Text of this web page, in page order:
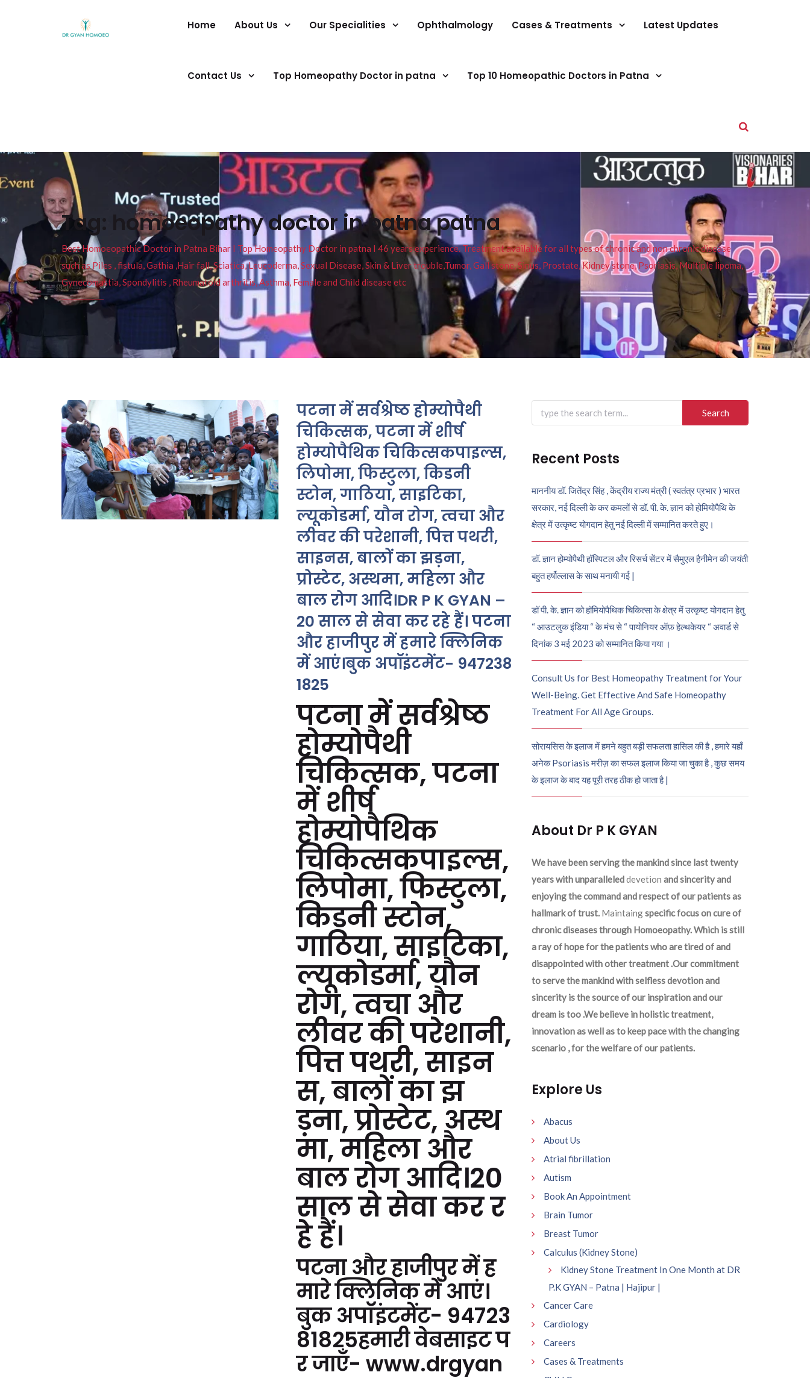
Home About Us Our Specialities Ophthalmology Cases & Treatments Latest Updates
Contact Us Top Homeopathy Doctor in patna Top 10 Homeopathic Doctors in Patna
Tag: homoeopathy doctor in patna patna
Best Homoeopathic Doctor in Patna Bihar I Top Homeopathy Doctor in patna I 46 years experience. Treatment available for all types of chronic and non chronic disease
such as Piles , fistula, Gathia ,Hair fall, Sciatica, Leucoderma, Sexual Disease, Skin & Liver trouble,Tumor, Gall stone, Sinus, Prostate, Kidney stone, Psoriasis, Multiple lipoma,
Gynecomastia, Spondylitis , Rheumatoid arthritis, Asthma, Female and Child disease etc
पटना में सर्वश्रेष्ठ होम्योपैथी
चिकित्सक, पटना में शीर्ष
होम्योपैथिक चिकित्सकपाइल्स,
लिपोमा, फिस्टुला, किडनी
स्टोन, गाठिया, साइटिका,
ल्यूकोडर्मा, यौन रोग, त्वचा और
लीवर की परेशानी, पित्त पथरी,
साइनस, बालों का झड़ना,
प्रोस्टेट, अस्थमा, महिला और
बाल रोग आदि।DR P K GYAN –
20 साल से सेवा कर रहे हैं। पटना
और हाजीपुर में हमारे क्लिनिक
में आएं।बुक अपॉइंटमेंट- 947238
1825
पटना में सर्वश्रेष्ठ
होम्योपैथी
चिकित्सक, पटना
में शीर्ष
होम्योपैथिक
चिकित्सकपाइल्स,
लिपोमा, फिस्टुला,
किडनी स्टोन,
गाठिया, साइटिका,
ल्यूकोडर्मा, यौन
रोग, त्वचा और
लीवर की परेशानी,
पित्त पथरी, साइन
स, बालों का झ
ड़ना, प्रोस्टेट, अस्थ
मा, महिला और
बाल रोग आदि।20
साल से सेवा कर र
हे हैं।
पटना और हाजीपुर में ह
मारे क्लिनिक में आएं।
बुक अपॉइंटमेंट- 94723
81825हमारी वेबसाइट प
र जाएँ- www.drgyan
Search
for:
Recent Posts
माननीय डॉ. जितेंद्र सिंह , केंद्रीय राज्य मंत्री ( स्वतंत्र प्रभार ) भारत
सरकार, नई दिल्ली के कर कमलों से डॉ. पी. के. ज्ञान को होमियोपैथि के
क्षेत्र में उत्कृष्ट योगदान हेतु नई दिल्ली में सम्मानित करते हुए।
डॉ. ज्ञान होम्योपैथी हॉस्पिटल और रिसर्च सेंटर में सैमुएल हैनीमेन की जयंती
बहुत हर्षोल्लास के साथ मनायी गई |
डॉ पी. के. ज्ञान को हॉमियोपैथिक चिकित्सा के क्षेत्र में उत्कृष्ट योगदान हेतु
“ आउटलुक इंडिया “ के मंच से “ पायोनियर ऑफ़ हेल्थकेयर “ अवार्ड से
दिनांक 3 मई 2023 को सम्मानित किया गया ।
Consult Us for Best Homeopathy Treatment for Your
Well-Being. Get Effective And Safe Homeopathy
Treatment For All Age Groups.
सोरायसिस के इलाज में हमने बहुत बड़ी सफलता हासिल की है , हमारे यहाँ
अनेक Psoriasis मरीज़ का सफल इलाज किया जा चुका है , कुछ समय
के इलाज के बाद यह पूरी तरह ठीक हो जाता है |
About Dr P K GYAN
We have been serving the mankind since last twenty
years with unparalleleddevetion and sincerity and
enjoying the command and respect of our patients as
hallmark of trust. Maintaingspecific focus on cure of
chronic diseases through Homoeopathy. Which is still
a ray of hope for the patients who are tired of and
disappointed with other treatment .Our commitment
to serve the mankind with selfless devotion and
sincerity is the source of our inspiration and our
dream is too .We believe in holistic treatment,
innovation as well as to keep pace with the changing
scenario , for the welfare of our patients.
Explore Us
Abacus
About Us
Atrial fibrillation
Autism
Book An Appointment
Brain Tumor
Breast Tumor
Calculus (Kidney Stone)
Kidney Stone Treatment In One Month at DR
P.K GYAN – Patna | Hajipur |
Cancer Care
Cardiology
Careers
Cases & Treatments